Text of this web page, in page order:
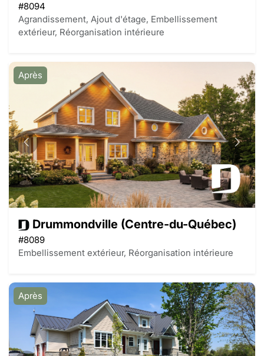
#8094
Agrandissement, Ajout d'étage, Embellissement
extérieur, Réorganisation intérieure
Après
Drummondville (Centre-du-Québec)
#8089
Embellissement extérieur, Réorganisation intérieure
Après